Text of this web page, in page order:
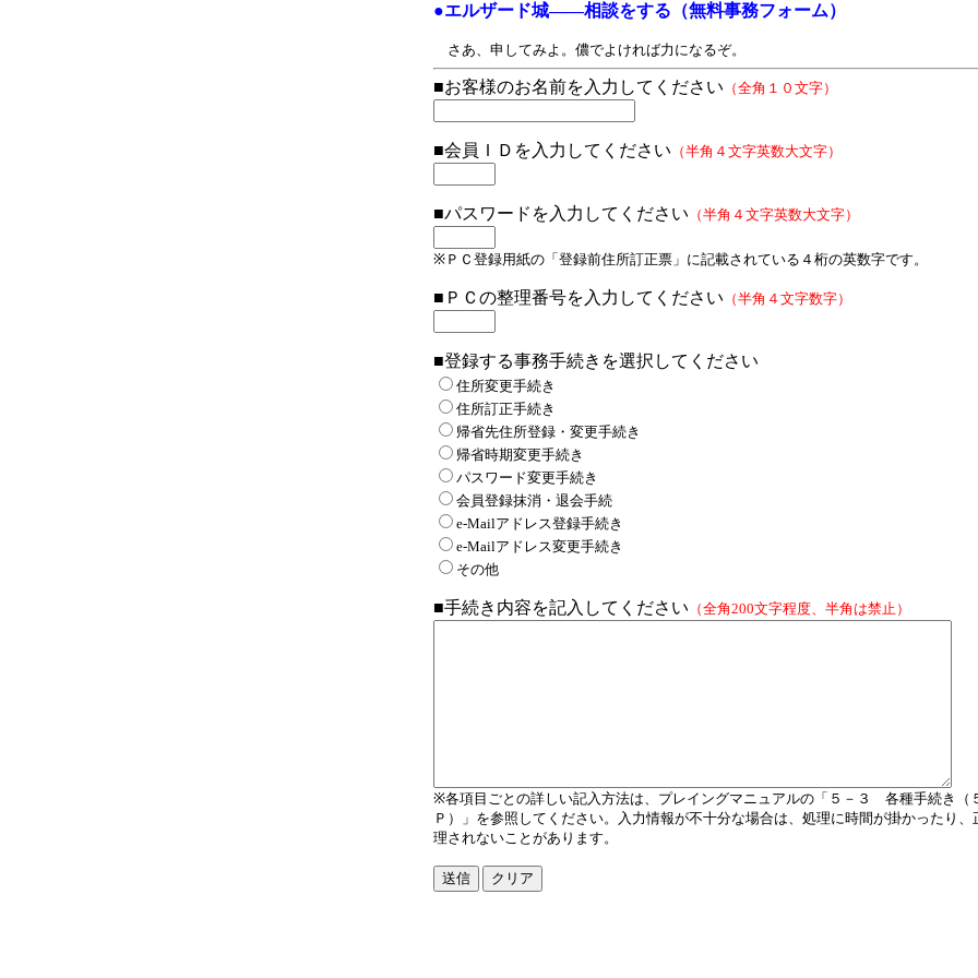
●エルザード城――相談をする（無料事務フォーム）
さあ、申してみよ。儂でよければ力になるぞ。
■お客様のお名前を入力してください （全角１０文字）
■会員ＩＤを入力してください （半角４文字英数大文字）
■パスワードを入力してください （半角４文字英数大文字）
※ＰＣ登録用紙の「登録前住所訂正票」に記載されている４桁の英数字です。
■ＰＣの整理番号を入力してください （半角４文字数字）
■登録する事務手続きを選択してください
住所変更手続き
住所訂正手続き
帰省先住所登録・変更手続き
帰省時期変更手続き
パスワード変更手続き
会員登録抹消・退会手続
e-Mailアドレス登録手続き
e-Mailアドレス変更手続き
その他
■手続き内容を記入してください （全角200文字程度、半角は禁止）
※各項目ごとの詳しい記入方法は、プレイングマニュアルの「５－３ 各種手続き（
Ｐ）」を参照してください。入力情報が不十分な場合は、処理に時間が掛かったり、
理されないことがあります。